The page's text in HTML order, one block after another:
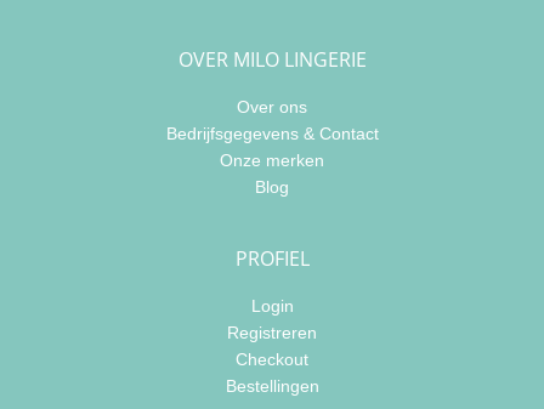
OVER MILO LINGERIE
Over ons
Bedrijfsgegevens & Contact
Onze merken
Blog
PROFIEL
Login
Registreren
Checkout
Bestellingen